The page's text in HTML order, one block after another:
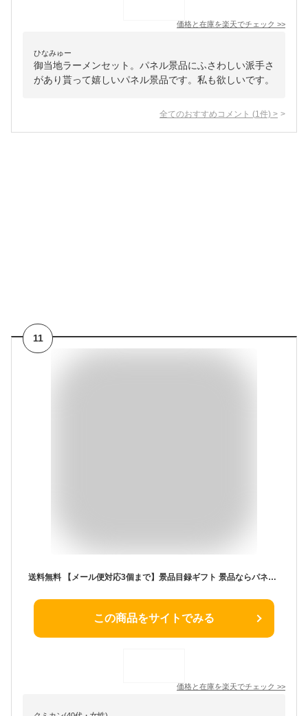
価格と在庫を楽天でチェック >>
ひなみゅー
御当地ラーメンセット。パネル景品にふさわしい派手さ
があり貰って嬉しいパネル景品です。私も欲しいです。
全てのおすすめコメント (1 件) >
11
送料無料 【メール便対応3個まで】景品目録ギフト 景品ならパネもく！ 特撰！鍋奉行セット（A4パネル付 目録） 結婚式 2次会 ゴルフコンペ ビンゴ 抽選会 くじ引き 賞品 景品パーク【景品ギフト券 パネル付き】 nabe-40-rb
この商品をサイトでみる
価格と在庫を楽天でチェック >>